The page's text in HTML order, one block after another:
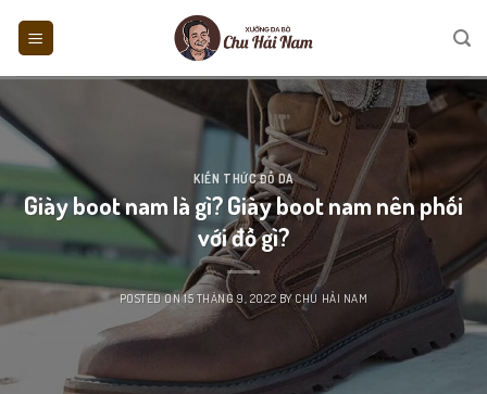
KIẾN THỨC ĐỒ DA
Giày boot nam là gì? Giày boot nam nên phối
với đồ gì?
POSTED ON15 THÁNG 9, 2022BY CHU HẢI NAM